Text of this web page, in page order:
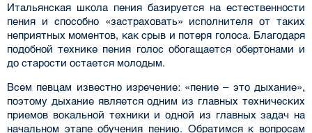
Итальянская школа пения базируется на естественности
пения и способно «застраховать» исполнителя от таких
неприятных моментов, как срыв и потеря голоса. Благо­даря
подобной технике пения голос обогащается обертонами и
до старости остается молодым.
Всем певцам известно изречение: «пение – это дыхание»,
поэтому дыхание является одним из главных технических
приемов вокальной техники и одной из главных задач на
начальном этапе обучения пению. Обратимся к вопросам